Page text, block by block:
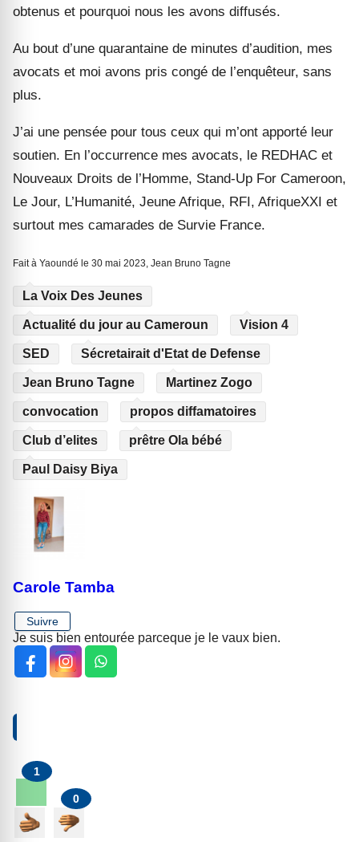
obtenus et pourquoi nous les avons diffusés.
Au bout d’une quarantaine de minutes d’audition, mes
avocats et moi avons pris congé de l ’enquêteur, sans
plus.
J’ai une pensée pour tous ceux qui m’ont apporté leur
soutien. En l ’occurrence mes avocats, le REDHAC et
Nouveaux Droits de l ’ Homme, Stand-Up For Cameroon,
Le Jour, L’ Humanité, Jeune Afrique, RFI, AfriqueXXI et
surtout mes camarades de Survie France.
Fait à Yaoundé le 30 mai 2023, Jean Bruno Tagne
La Voix Des Jeunes
Actualité du jour au Cameroun Vision 4
SED Sécretairait d'Etat de Defense
Jean Bruno Tagne Martinez Zogo
convocation propos diffamatoires
Club d’elites prêtre Ola bébé
Paul Daisy Biya
Carole Tamba
Suivre
Je suis bien entourée parceque je le vaux bien.
1
0